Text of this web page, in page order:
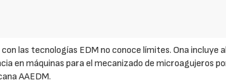
las tecnologías EDM no conoce límites. Ona incluye
en máquinas para el mecanizado de microagujeros
AAEDM.